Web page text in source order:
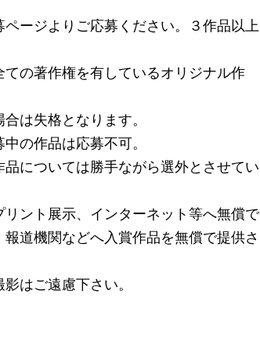
ージよりご応募ください。３作品以上
の著作権を有しているオリジナル作
は失格となります。
の作品は応募不可。
については勝⼿ながら選外とさせてい
ント展⽰、インターネット等へ無償で
道機関などへ⼊賞作品を無償で提供さ
はご遠慮下さい。